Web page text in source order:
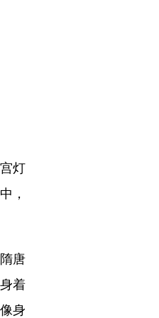
灯
，
唐
着
身